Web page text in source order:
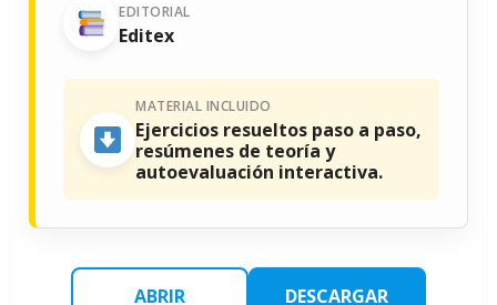
EDITORIAL
Editex
MATERIAL INCLUIDO
Ejercicios resueltos paso a paso,
resúmenes de teoría y
autoevaluación interactiva.
ABRIR DESCARGAR